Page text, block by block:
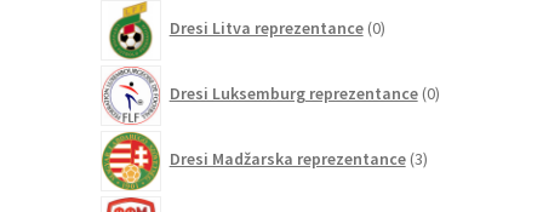
Dresi Litva reprezentance 0izdelkov
Dresi Luksemburg reprezentance 0izdelkov
Dresi Madžarska reprezentance 3izdelki